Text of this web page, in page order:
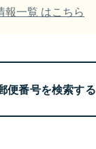
報一覧 はこちら
便番号を検索する